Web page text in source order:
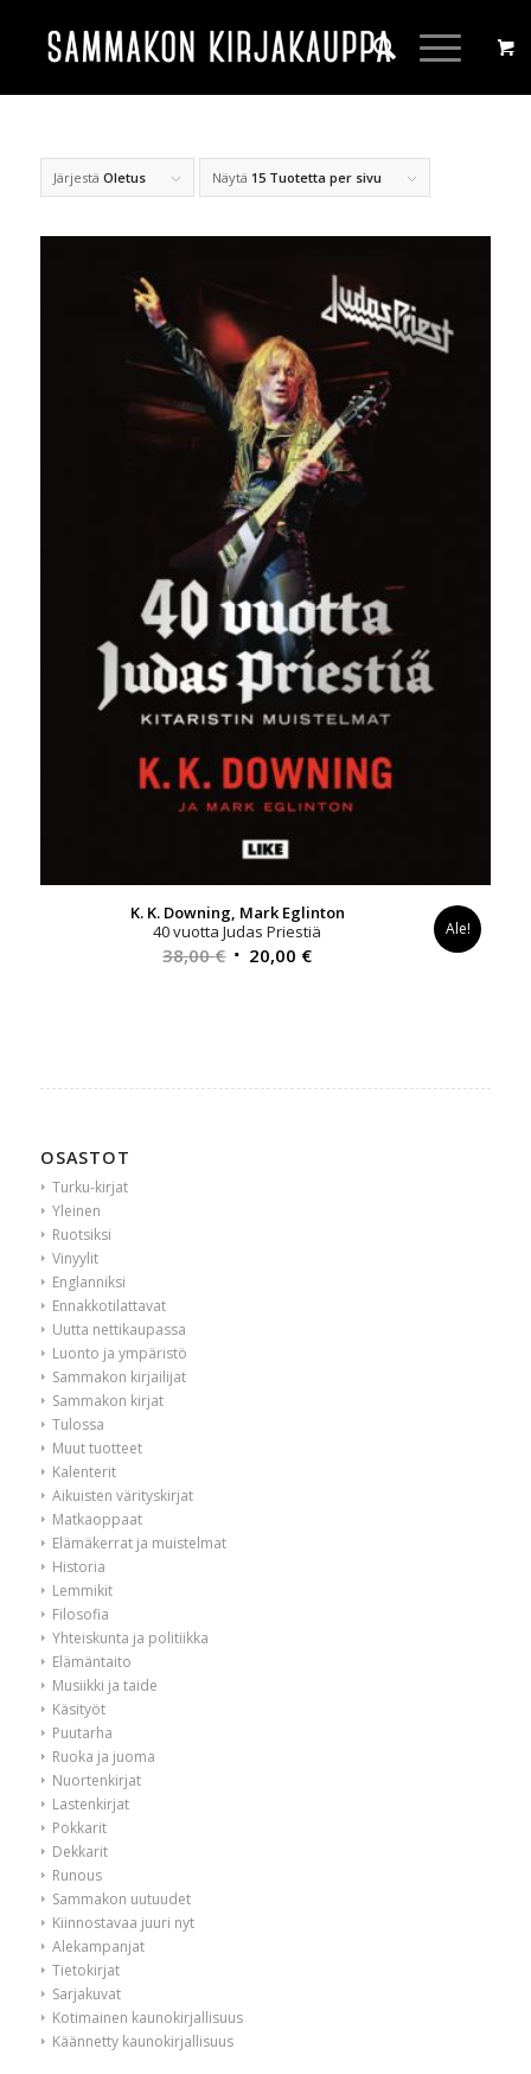
Järjestä Oletus Näytä 15 Tuotetta per sivu
K. K. Downing, Mark Eglinton
40 vuotta Judas Priestiä
38,00€ Alkuperäinen
20,00 €Nykyinen
Ale!
OSASTOT
Turku-kirjat
Yleinen
Ruotsiksi
Vinyylit
Englanniksi
Ennakkotilattavat
Uutta nettikaupassa
Luonto ja ympäristö
Sammakon kirjailijat
Sammakon kirjat
Tulossa
Muut tuotteet
Kalenterit
Aikuisten värityskirjat
Matkaoppaat
Elämäkerrat ja muistelmat
Historia
Lemmikit
Filosofia
Yhteiskunta ja politiikka
Elämäntaito
Musiikki ja taide
Käsityöt
Puutarha
Ruoka ja juoma
Nuortenkirjat
Lastenkirjat
Pokkarit
Dekkarit
Runous
Sammakon uutuudet
Kiinnostavaa juuri nyt
Alekampanjat
Tietokirjat
Sarjakuvat
Kotimainen kaunokirjallisuus
Käännetty kaunokirjallisuus